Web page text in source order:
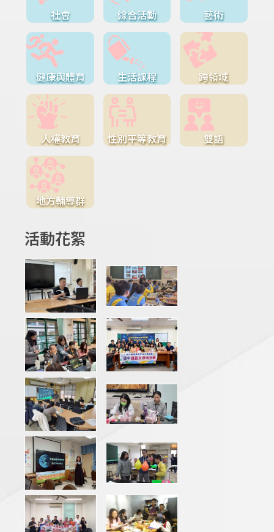
社會 綜合活動 藝術
健康與體育 生活課程 跨領域
人權教育 性別平等教育 雙語
地方輔導群
活動花絮